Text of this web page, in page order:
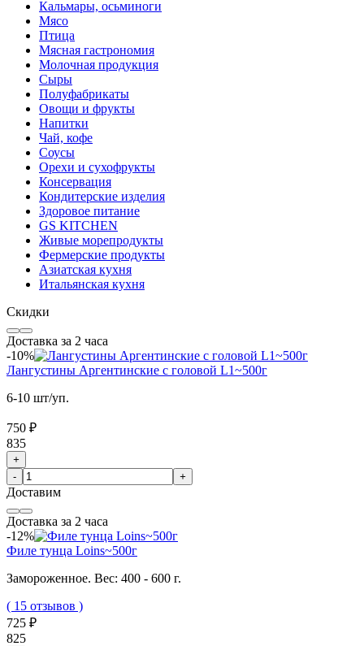
Кальмары, осьминоги
Мясо
Птица
Мясная гастрономия
Молочная продукция
Сыры
Полуфабрикаты
Овощи и фрукты
Напитки
Чай, кофе
Соусы
Орехи и сухофрукты
Консервация
Кондитерские изделия
Здоровое питание
GS KITCHEN
Живые морепродукты
Фермерские продукты
Азиатская кухня
Итальянская кухня
Скидки
Доставка за 2 часа
-10%
Лангустины Аргентинские с головой L1~500г
6-10 шт/уп.
750 ₽
835
+
-
+
Доставим
Доставка за 2 часа
-12%
Филе тунца Loins~500г
Замороженное. Вес: 400 - 600 г.
( 15 отзывов )
725 ₽
825